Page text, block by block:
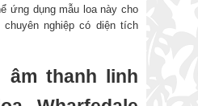
ứng dụng mẫu loa này cho
chuyên nghiệp có diện tích
âm thanh linh